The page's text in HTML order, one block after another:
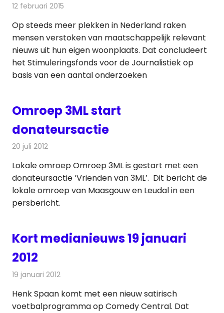
12 februari 2015
Op steeds meer plekken in Nederland raken
mensen verstoken van maatschappelijk relevant
nieuws uit hun eigen woonplaats. Dat concludeert
het Stimuleringsfonds voor de Journalistiek op
basis van een aantal onderzoeken
Omroep 3ML start
donateursactie
20 juli 2012
Lokale omroep Omroep 3ML is gestart met een
donateursactie ‘Vrienden van 3ML’. Dit bericht de
lokale omroep van Maasgouw en Leudal in een
persbericht.
Kort medianieuws 19 januari
2012
19 januari 2012
Henk Spaan komt met een nieuw satirisch
voetbalprogramma op Comedy Central. Dat